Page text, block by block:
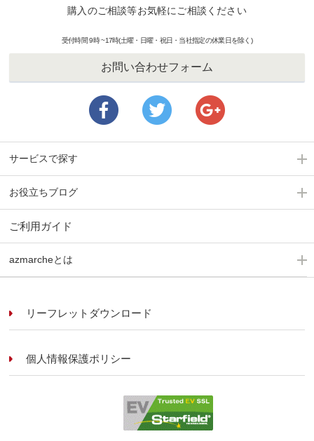
購入のご相談等お気軽にご相談ください
受付時間 9時 ~17時(土曜・日曜・祝日・当社指定の休業日を除く)
お問い合わせフォーム
サービスで探す
お役立ちブログ
ご利用ガイド
azmarcheとは
リーフレットダウンロード
個人情報保護ポリシー